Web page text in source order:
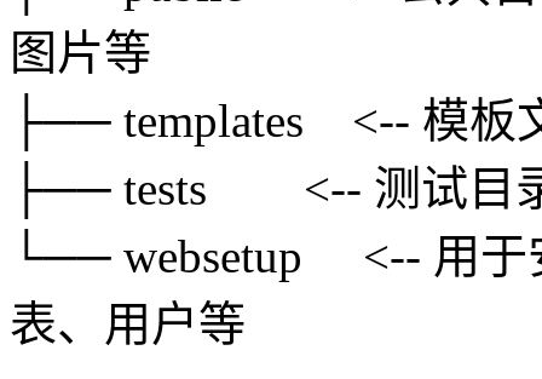
图片等
├── templates <-- 模板
├── tests <-- 测试目
└── websetup <-- 用于
表、用户等